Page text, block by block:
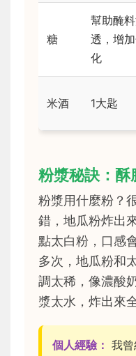
糖
幫助醃
透，增
化
米酒 1大匙
粉漿秘訣：酥
粉漿用什麼粉？
錯，地瓜粉炸出
點太白粉，口感
多次，地瓜粉和
調太稀，像濃酸
漿太水，炸出來
個人經驗： 我